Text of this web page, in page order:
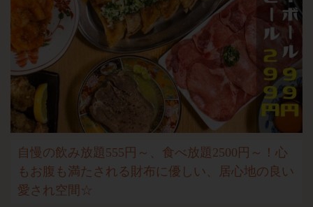
自慢の飲み放題555円～、食べ放題2500円～！心
もお腹も満たされる財布に優しい、居心地の良い
愛され空間☆